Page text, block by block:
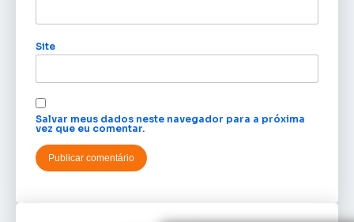
Site
Salvar meus dados neste navegador para a próxima
vez que eu comentar.